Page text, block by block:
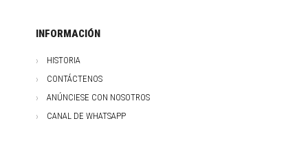
INFORMACIÓN
HISTORIA
CONTÁCTENOS
ANÚNCIESE CON NOSOTROS
CANAL DE WHATSAPP